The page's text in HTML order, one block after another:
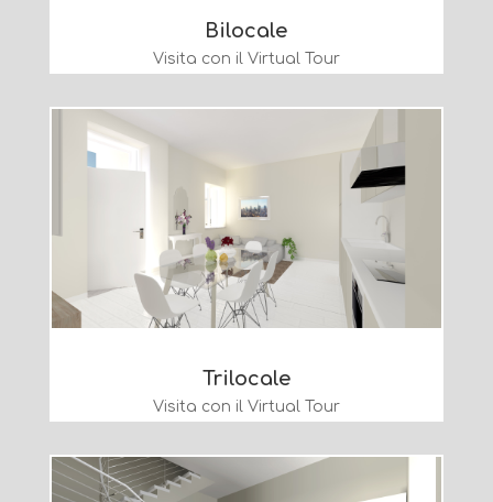
Bilocale
Visita con il Virtual Tour
Trilocale
Visita con il Virtual Tour